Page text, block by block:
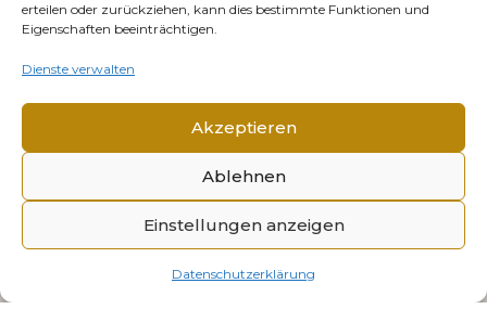
erteilen oder zurückziehen, kann dies bestimmte Funktionen und
Eigenschaften beeinträchtigen.
Dienste verwalten
Akzeptieren
Ablehnen
Einstellungen anzeigen
Datenschutzerklärung
© 2026 Mémorial Alsace-Moselle. Alle Rechte
Impressum
Datenschutzerklärung